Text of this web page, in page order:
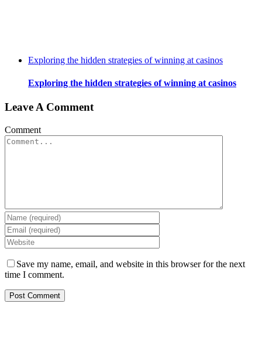
Exploring the hidden strategies of winning at casinos
Exploring the hidden strategies of winning at casinos
Leave A Comment
Comment
Save my name, email, and website in this browser for the next
time I comment.